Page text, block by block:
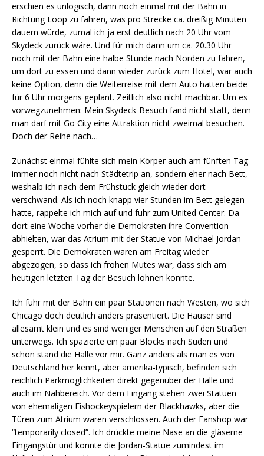
erschien es unlogisch, dann noch einmal mit der Bahn in
Richtung Loop zu fahren, was pro Strecke ca. dreißig Minuten
dauern würde, zumal ich ja erst deutlich nach 20 Uhr vom
Skydeck zurück wäre. Und für mich dann um ca. 20.30 Uhr
noch mit der Bahn eine halbe Stunde nach Norden zu fahren,
um dort zu essen und dann wieder zurück zum Hotel, war auch
keine Option, denn die Weiterreise mit dem Auto hatten beide
für 6 Uhr morgens geplant. Zeitlich also nicht machbar. Um es
vorwegzunehmen: Mein Skydeck-Besuch fand nicht statt, denn
man darf mit Go City eine Attraktion nicht zweimal besuchen.
Doch der Reihe nach…
Zunächst einmal fühlte sich mein Körper auch am fünften Tag
immer noch nicht nach Städtetrip an, sondern eher nach Bett,
weshalb ich nach dem Frühstück gleich wieder dort
verschwand. Als ich noch knapp vier Stunden im Bett gelegen
hatte, rappelte ich mich auf und fuhr zum United Center. Da
dort eine Woche vorher die Demokraten ihre Convention
abhielten, war das Atrium mit der Statue von Michael Jordan
gesperrt. Die Demokraten waren am Freitag wieder
abgezogen, so dass ich frohen Mutes war, dass sich am
heutigen letzten Tag der Besuch lohnen könnte.
Ich fuhr mit der Bahn ein paar Stationen nach Westen, wo sich
Chicago doch deutlich anders präsentiert. Die Häuser sind
allesamt klein und es sind weniger Menschen auf den Straßen
unterwegs. Ich spazierte ein paar Blocks nach Süden und
schon stand die Halle vor mir. Ganz anders als man es von
Deutschland her kennt, aber amerika-typisch, befinden sich
reichlich Parkmöglichkeiten direkt gegenüber der Halle und
auch im Nahbereich. Vor dem Eingang stehen zwei Statuen
von ehemaligen Eishockeyspielern der Blackhawks, aber die
Türen zum Atrium waren verschlossen. Auch der Fanshop war
“temporarily closed”. Ich drückte meine Nase an die gläserne
Eingangstür und konnte die Jordan-Statue zumindest im